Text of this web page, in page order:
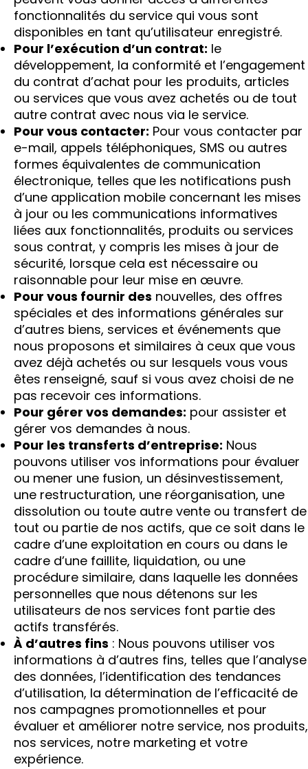
fonctionnalités du service qui vous sont
disponibles en tant qu’utilisateur enregistré.
Pour l’exécution d’un contrat: le
développement, la conformité et l’engagement
du contrat d’achat pour les produits, articles
ou services que vous avez achetés ou de tout
autre contrat avec nous via le service.
Pour vous contacter: Pour vous contacter par
e-mail, appels téléphoniques, SMS ou autres
formes équivalentes de communication
électronique, telles que les notifications push
d’une application mobile concernant les mises
à jour ou les communications informatives
liées aux fonctionnalités, produits ou services
sous contrat, y compris les mises à jour de
sécurité, lorsque cela est nécessaire ou
raisonnable pour leur mise en œuvre.
Pour vous fournir des nouvelles, des offres
spéciales et des informations générales sur
d’autres biens, services et événements que
nous proposons et similaires à ceux que vous
avez déjà achetés ou sur lesquels vous vous
êtes renseigné, sauf si vous avez choisi de ne
pas recevoir ces informations.
Pour gérer vos demandes: pour assister et
gérer vos demandes à nous.
Pour les transferts d’entreprise: Nous
pouvons utiliser vos informations pour évaluer
ou mener une fusion, un désinvestissement,
une restructuration, une réorganisation, une
dissolution ou toute autre vente ou transfert de
tout ou partie de nos actifs, que ce soit dans le
cadre d’une exploitation en cours ou dans le
cadre d’une faillite, liquidation, ou une
procédure similaire, dans laquelle les données
personnelles que nous détenons sur les
utilisateurs de nos services font partie des
actifs transférés.
À d’autres fins : Nous pouvons utiliser vos
informations à d’autres fins, telles que l’analyse
des données, l’identification des tendances
d’utilisation, la détermination de l’efficacité de
nos campagnes promotionnelles et pour
évaluer et améliorer notre service, nos produits,
nos services, notre marketing et votre
expérience.